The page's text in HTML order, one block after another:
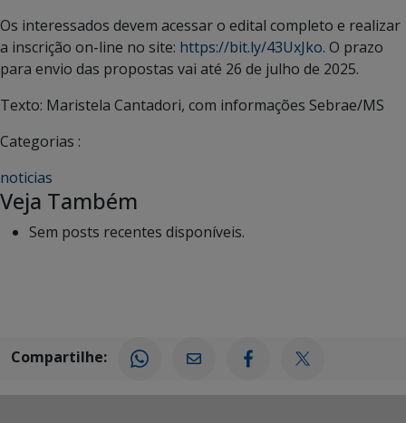
Os interessados devem acessar o edital completo e realizar
a inscrição on-line no site: https://bit.ly/43UxJko. O prazo
para envio das propostas vai até 26 de julho de 2025.
Texto: Maristela Cantadori, com informações Sebrae/MS
Categorias :
noticias
Veja Também
Sem posts recentes disponíveis.
Compartilhe: